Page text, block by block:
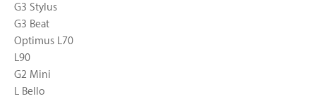
G3 Stylus
G3 Beat
Optimus L70
L90
G2 Mini
L Bello